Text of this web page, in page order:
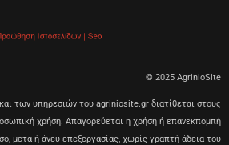
© 2025 AgrinioSite
των υπηρεσιών του agriniosite.gr διατίθεται στους
χρήση. Απαγορεύεται η χρήση ή επανεκπομπή
μετά ή άνευ επεξεργασίας, χωρίς γραπτή άδεια του